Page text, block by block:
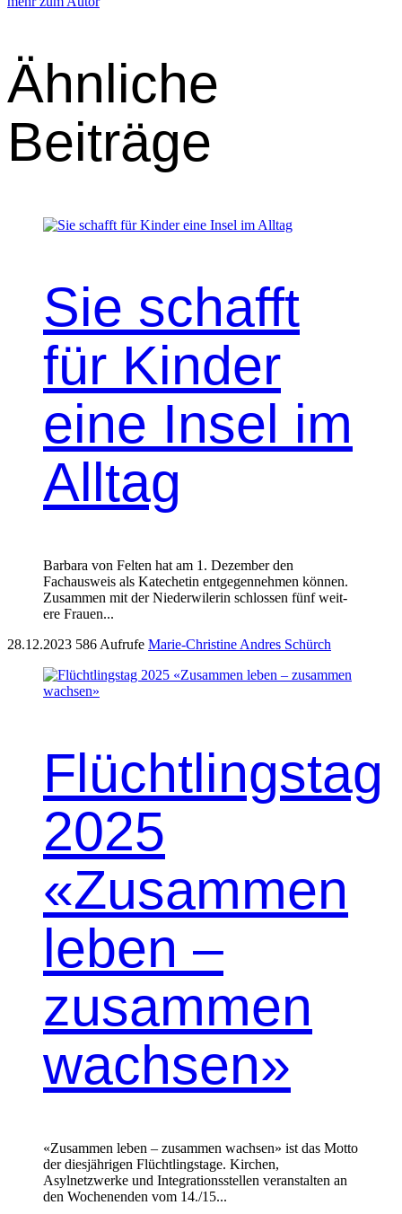
Ähnliche
Beiträge
Sie schafft
für Kinder
eine Insel im
Alltag
Bar­bara von Fel­ten hat am 1. Dezem­ber den
Fachausweis als Kat­e­chetin ent­ge­gen­nehmen kön­nen.
Zusam­men mit der Nieder­wi­lerin schlossen fünf weit­
ere Frauen...
28.12.2023 586 Aufrufe Marie-Christine Andres Schürch
Flüchtlingstag
2025
«Zusammen
leben –
zusammen
wachsen»
«Zusammen leben – zusammen wachsen» ist das Motto
der diesjährigen Flüchtlingstage. Kirchen,
Asylnetzwerke und Integrationsstellen veranstalten an
den Wochenenden vom 14./15...